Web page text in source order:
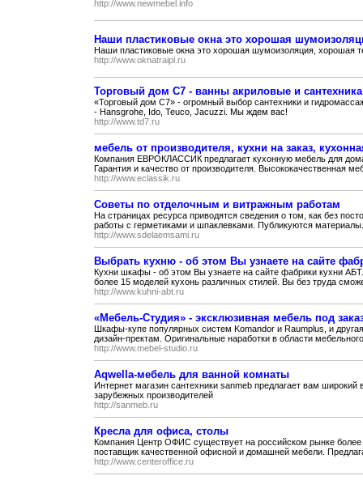
http://www.newmebel.info
Наши пластиковые окна это хорошая
Наши пластиковые окна это хорошая шумоизоляция, хорошая
http://www.oknatraipl.ru
Торговый дом C7 - ванны акриловые и сантехника
«Торговый дом С7» - огромный выбор сантехники и
- Hansgrohe, Ido, Teuco, Jacuzzi. Мы ждем вас!
http://www.td7.ru
мебель от производителя, кухни на заказ,
Компания ЕВРОКЛАССИК предлагает кухонную мебель для
Гарантия и качество от производителя. Высококачественная
http://www.eclassik.ru
Советы по отделочным и витражным работам
На страницах ресурса приводятся сведения о том, как без
работы с герметиками и шпаклевками. Публикуются
http://www.sdelaemsami.ru
Выбрать кухню - об этом Вы узнаете на сайте
Кухни шкафы - об этом Вы узнаете на сайте фабрики кухни
более 15 моделей кухонь различных стилей. Вы без труда
http://www.kuhni-abt.ru
«Мебель-Студия» - эксклюзивная мебель под
Шкафы-купе популярных систем Komandor и Raumplus, и
дизайн-пректам. Оригинальные наработки в области
http://www.mebel-studio.ru
Aqwella-мебель для ванной комнаты
Интернет магазин сантехники sanmeb предлагает вам
зарубежных производителей
http://sanmeb.ru
Кресла для офиса, столы
Компания Центр ОФИС существует на российском рынке
поставщик качественной офисной и домашней мебели.
http://www.centeroffice.ru